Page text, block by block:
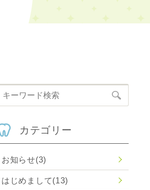
カテゴリー
お知らせ(3)
はじめまして(13)